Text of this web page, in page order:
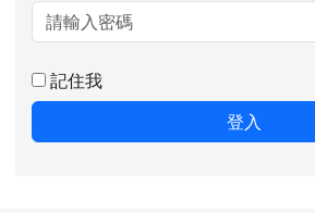
記住我
登入